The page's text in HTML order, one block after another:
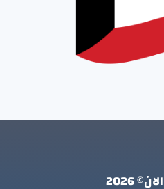
2026